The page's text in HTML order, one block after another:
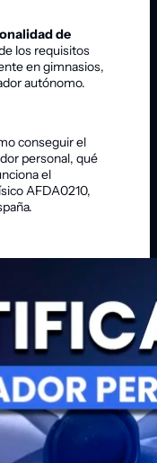
de
los requisitos
en gimnasios,
autónomo.
conseguir el
personal, qué
el
AFDA0210,